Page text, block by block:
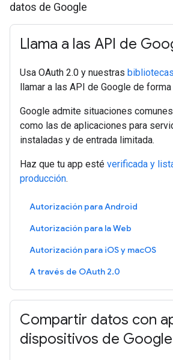
datos de Google
Llama a las API de
Usa OAuth 2.0 y nuestras
llamar a las API de Google de
Google admite situaciones
como las de aplicaciones para
instaladas y de entrada limitada.
Haz que tu app esté verificada y
producción.
Autorización para Android
Autorización para la Web
Autorización para iOS y macOS
A través de OAuth 2.0
Compartir datos con
dispositivos de Google